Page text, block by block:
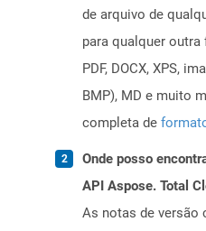
de arquivo de
para qualquer
PDF, DOCX, XPS,
BMP), MD e muito
completa de
Onde posso
API Aspose. Total
As notas de versão